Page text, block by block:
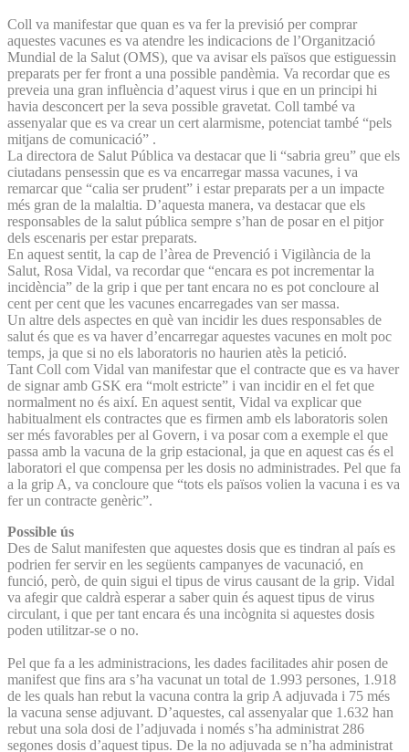
Coll va manifestar que quan es va fer la previsió per comprar
aquestes vacunes es va atendre les indicacions de l’Organització
Mundial de la Salut (OMS), que va avisar els països que estiguessin
preparats per fer front a una possible pandèmia. Va recordar que es
preveia una gran influència d’aquest virus i que en un principi hi
havia desconcert per la seva possible gravetat. Coll també va
assenyalar que es va crear un cert alarmisme, potenciat també “pels
mitjans de comunicació” .
La directora de Salut Pública va destacar que li “sabria greu” que els
ciutadans pensessin que es va encarregar massa vacunes, i va
remarcar que “calia ser prudent” i estar preparats per a un impacte
més gran de la malaltia. D’aquesta manera, va destacar que els
responsables de la salut pública sempre s’han de posar en el pitjor
dels escenaris per estar preparats.
En aquest sentit, la cap de l’àrea de Prevenció i Vigilància de la
Salut, Rosa Vidal, va recordar que “encara es pot incrementar la
incidència” de la grip i que per tant encara no es pot concloure al
cent per cent que les vacunes encarregades van ser massa.
Un altre dels aspectes en què van incidir les dues responsables de
salut és que es va haver d’encarregar aquestes vacunes en molt poc
temps, ja que si no els laboratoris no haurien atès la petició.
Tant Coll com Vidal van manifestar que el contracte que es va haver
de signar amb GSK era “molt estricte” i van incidir en el fet que
normalment no és així. En aquest sentit, Vidal va explicar que
habitualment els contractes que es firmen amb els laboratoris solen
ser més favorables per al Govern, i va posar com a exemple el que
passa amb la vacuna de la grip estacional, ja que en aquest cas és el
laboratori el que compensa per les dosis no administrades. Pel que fa
a la grip A, va concloure que “tots els països volien la vacuna i es va
fer un contracte genèric”.
Possible ús
Des de Salut manifesten que aquestes dosis que es tindran al país es
podrien fer servir en les següents campanyes de vacunació, en
funció, però, de quin sigui el tipus de virus causant de la grip. Vidal
va afegir que caldrà esperar a saber quin és aquest tipus de virus
circulant, i que per tant encara és una incògnita si aquestes dosis
poden utilitzar-se o no.
Pel que fa a les administracions, les dades facilitades ahir posen de
manifest que fins ara s’ha vacunat un total de 1.993 persones, 1.918
de les quals han rebut la vacuna contra la grip A adjuvada i 75 més
la vacuna sense adjuvant. D’aquestes, cal assenyalar que 1.632 han
rebut una sola dosi de l’adjuvada i només s’ha administrat 286
segones dosis d’aquest tipus. De la no adjuvada se n’ha administrat